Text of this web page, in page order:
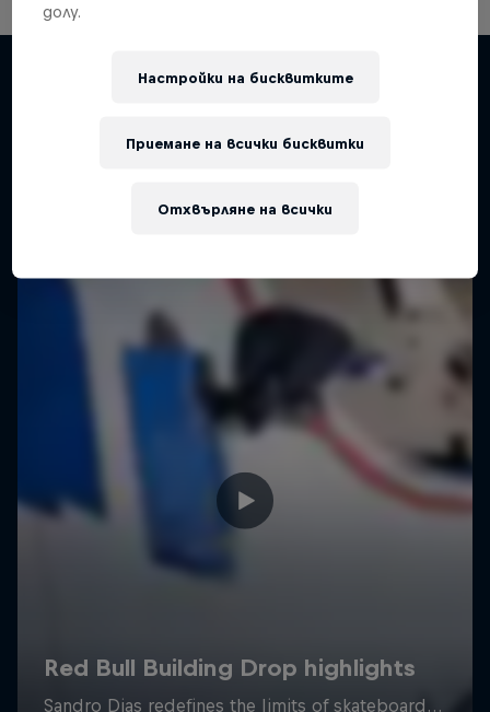
долу.
Настройки на бисквитките
Отхвърляне на всички
Приемане на всички бисквитки